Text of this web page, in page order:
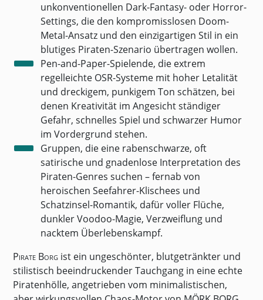
unkonventionellen Dark-Fantasy- oder Horror-
Settings, die den kompromisslosen Doom-
Metal-Ansatz und den einzigartigen Stil in ein
blutiges Piraten-Szenario übertragen wollen.
Pen-and-Paper-Spielende, die extrem
regelleichte OSR-Systeme mit hoher Letalität
und dreckigem, punkigem Ton schätzen, bei
denen Kreativität im Angesicht ständiger
Gefahr, schnelles Spiel und schwarzer Humor
im Vordergrund stehen.
Gruppen, die eine rabenschwarze, oft
satirische und gnadenlose Interpretation des
Piraten-Genres suchen – fernab von
heroischen Seefahrer-Klischees und
Schatzinsel-Romantik, dafür voller Flüche,
dunkler Voodoo-Magie, Verzweiflung und
nacktem Überlebenskampf.
Pirate Borg ist ein ungeschönter, blutgetränkter und
stilistisch beeindruckender Tauchgang in eine echte
Piratenhölle, angetrieben vom minimalistischen,